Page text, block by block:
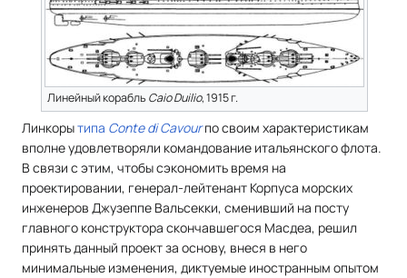
Линейный корабль Caio Duilio, 1915 г.
Линкорытипа Conte di Cavourпо своим характеристикам
вполне удовлетворяли командование итальянского флота.
В связи с этим, чтобы сэкономить время на
проектировании, генерал-лейтенант Корпуса морских
инженеров Джузеппе Вальсекки, сменивший на посту
главного конструктора скончавшегося Масдеа, решил
принять данный проект за основу, внеся в него
минимальные изменения, диктуемые иностранным опытом